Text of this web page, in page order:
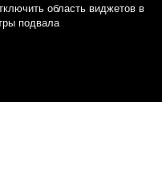
область виджетов в
подвала